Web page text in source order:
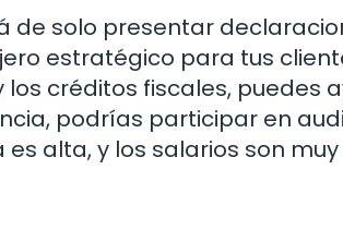
de solo presentar
estratégico para tus
créditos fiscales, puedes
podrías participar en
alta, y los salarios son